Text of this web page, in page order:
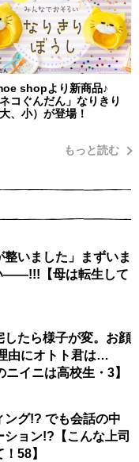
shopより新商品♪
ネコぐんだん」なりきり
、小）が登場！
もっと読む
整いました」まずいま
――!!!【母は転生して
たら様子が変。お顔
由にオトト君は…
ニイニは高校生・3】
ング!? でも会話の中
ョン!?【こんな上司
！58】